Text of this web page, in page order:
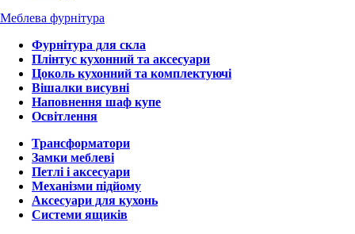
Меблева фурнітура
Фурнітура для скла
Плінтус кухонний та аксесуари
Цоколь кухонний та комплектуючі
Вішалки висувні
Наповнення шаф купе
Освітлення
Трансформатори
Замки меблеві
Петлі і аксесуари
Механізми підйому
Аксесуари для кухонь
Системи ящиків